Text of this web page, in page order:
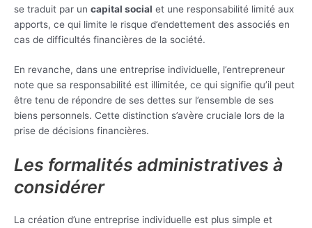
se traduit par un capital social et une responsabilité limité aux
apports, ce qui limite le risque d’endettement des associés en
cas de difficultés financières de la société.
En revanche, dans une entreprise individuelle, l’entrepreneur
note que sa responsabilité est illimitée, ce qui signifie qu’il peut
être tenu de répondre de ses dettes sur l’ensemble de ses
biens personnels. Cette distinction s’avère cruciale lors de la
prise de décisions financières.
Les formalités administratives à
considérer
La création d’une entreprise individuelle est plus simple et